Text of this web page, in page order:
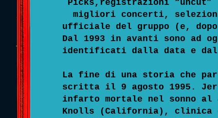
Picks,registrazioni “uncut”
migliori concerti,
ufficiale del gruppo (e, dopo
Dal 1993 in avanti sono ad
identificati dalla data e dal
La fine di una storia che
scritta il 9 agosto 1995.
infarto mortale nel sonno al
Knolls (California), clinica